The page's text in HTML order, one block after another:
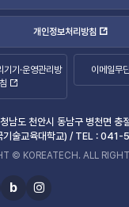
개인정보처리방침
기기·운영관리방
침
이메일무
남도 천안시 동남구 병천면 충
기술교육대학교) / TEL : 041-
© KOREATECH. ALL
b
블
인